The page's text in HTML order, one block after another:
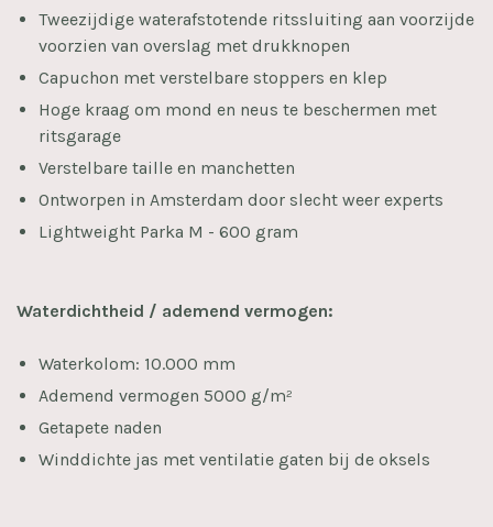
Tweezijdige waterafstotende ritssluiting aan voorzijde
voorzien van overslag met drukknopen
Capuchon met verstelbare stoppers en klep
Hoge kraag om mond en neus te beschermen met
ritsgarage
Verstelbare taille en manchetten
Ontworpen in Amsterdam door slecht weer experts
Lightweight Parka M - 600 gram
Waterdichtheid / ademend vermogen:
Waterkolom: 10.000 mm
Ademend vermogen 5000 g/m²
Getapete naden
Winddichte jas met ventilatie gaten bij de oksels